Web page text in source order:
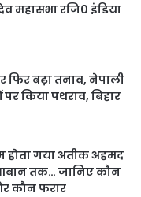
महासभा रजि0 इंडिया
फिर बढ़ा तनाव, नेपाली
पर किया पथराव, बिहार
गया अतीक अहमद
तक… जानिए कौन
कौन फरार